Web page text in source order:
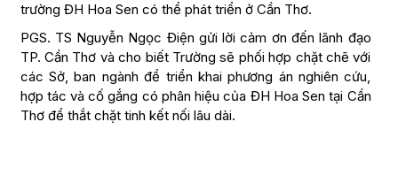
trường ĐH Hoa Sen có thể phát triển ở Cần Thơ.
PGS. TS Nguyễn Ngọc Điện gửi lời cảm ơn đến lãnh đạo
TP. Cần Thơ và cho biết Trường sẽ phối hợp chặt chẽ với
các Sở, ban ngành để triển khai phương án nghiên cứu,
hợp tác và cố gắng có phân hiệu của ĐH Hoa Sen tại Cần
Thơ để thắt chặt tinh kết nối lâu dài.